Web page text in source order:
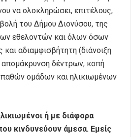
να ολοκληρώσει, επιτέλους,
του Δήμου Διονύσου, της
εθελοντών και όλων όσων
και αδιαμφισβήτητη (διάνοιξη
απομάκρυνση δέντρων, κοπή
ομάδων και ηλικιωμένων
ή με διάφορα
κινδυνεύουν άμεσα. Εμείς